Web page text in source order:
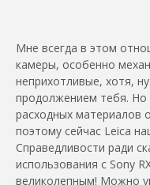
Мне всегда в этом
камеры, особенно
неприхотливые, хотя,
продолжением тебя.
расходных материалов
поэтому сейчас Leica
Справедливости ради
использования с Sony
великолепным! Можно